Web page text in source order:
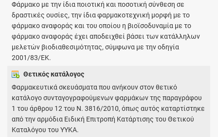
Φάρμακο με την ίδια ποιοτική και ποσοτική σύνθεση σε
δραστικές ουσίες, την ίδια φαρμακοτεχνική μορφή με το
φάρμακο αναφοράς και του οποίου η βιοϊσοδυναμία με το
φάρμακο αναφοράς έχει αποδειχθεί βάσει των κατάλληλων
μελετών βιοδιαθεσιμότητας, σύμφωνα με την οδηγία
2001/83/ΕΚ.
Θετικός κατάλογος
Φαρμακευτικά σκευάσματα που ανήκουν στον θετικό
κατάλογο συνταγογραφούμενων φαρμάκων της παραγράφου
1 του άρθρου 12 του Ν. 3816/2010, όπως αυτός καταρτίστηκε
από την αρμόδια Ειδική Επιτροπή Κατάρτισης του Θετικού
Καταλόγου του ΥΥΚΑ.